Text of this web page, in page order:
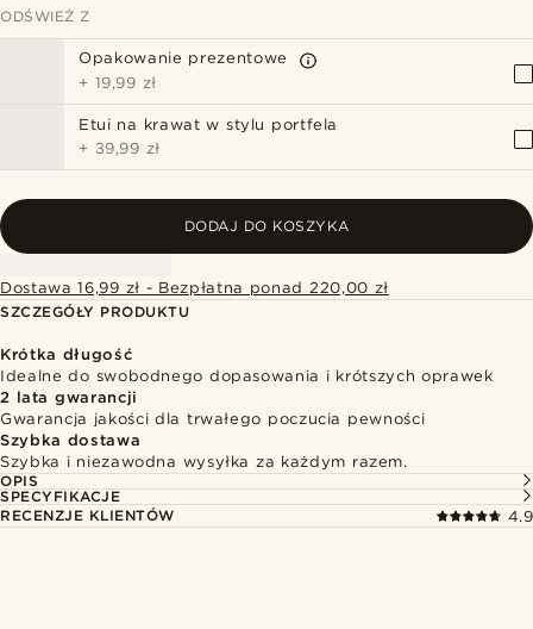
ODŚWIEŻ Z
Opakowanie prezentowe
+ 19,99 zł
Etui na krawat w stylu portfela
+ 39,99 zł
DODAJ DO KOSZYKA
Dostawa 16,99 zł - Bezpłatna ponad 220,00 zł
SZCZEGÓŁY PRODUKTU
Krótka długość
Idealne do swobodnego dopasowania i krótszych oprawek
2 lata gwarancji
Gwarancja jakości dla trwałego poczucia pewności
Szybka dostawa
Szybka i niezawodna wysyłka za każdym razem.
OPIS
SPECYFIKACJE
RECENZJE KLIENTÓW
4.9